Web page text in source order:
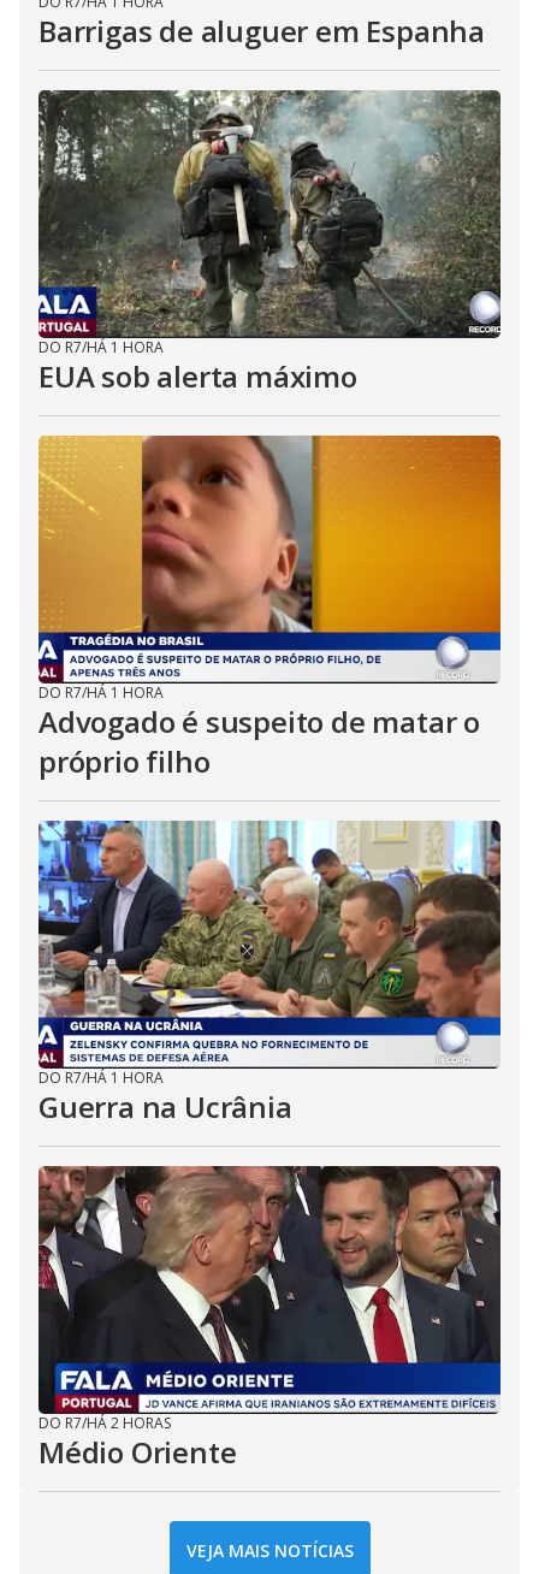
Barrigas de aluguer em Espanha
DO R7/HÁ 1 HORA
EUA sob alerta máximo
DO R7/HÁ 1 HORA
Advogado é suspeito de matar o
próprio filho
DO R7/HÁ 1 HORA
Guerra na Ucrânia
DO R7/HÁ 2 HORAS
Médio Oriente
VEJA MAIS NOTÍCIAS